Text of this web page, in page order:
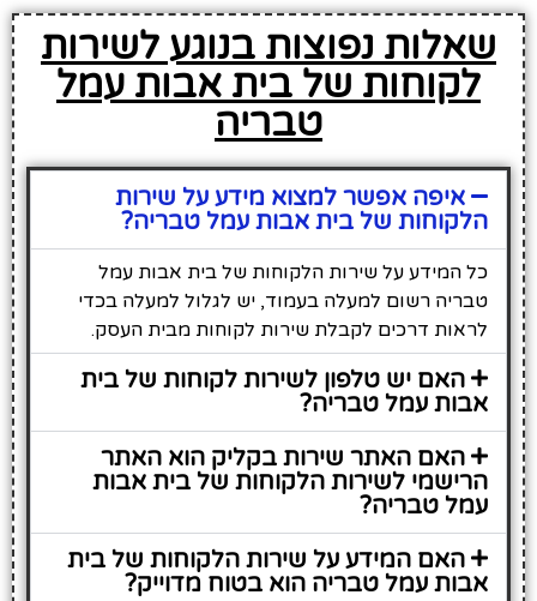
שאלות נפוצות בנוגע לשירות
לקוחות של בית אבות עמל
טבריה
איפה אפשר למצוא מידע על שירות
הלקוחות של בית אבות עמל טבריה?
כל המידע על שירות הלקוחות של בית אבות עמל
טבריה רשום למעלה בעמוד, יש לגלול למעלה בכדי
לראות דרכים לקבלת שירות לקוחות מבית העסק.
האם יש טלפון לשירות לקוחות של בית
אבות עמל טבריה?
האם האתר שירות בקליק הוא האתר
הרישמי לשירות הלקוחות של בית אבות
עמל טבריה?
האם המידע על שירות הלקוחות של בית
אבות עמל טבריה הוא בטוח מדוייק?